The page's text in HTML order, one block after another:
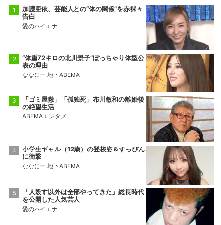
加護亜依、芸能人との“体の関係”を赤裸々
告白
愛のハイエナ
“体重72キロの北川景子”ぽっちゃり体型公
表の理由
ななにー 地下ABEMA
「ゴミ屋敷」「孤独死」布川敏和の離婚後
の絶望生活
ABEMAエンタメ
小学生ギャル（12歳）の登校姿＆すっぴん
に衝撃
ななにー 地下ABEMA
「人殺す以外は全部やってきた」総長時代
を公開した人気芸人
愛のハイエナ